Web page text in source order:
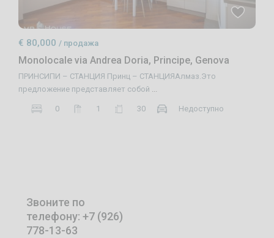
€ 80,000/ продажа
Monolocale via Andrea Doria, Principe, Genova
ПРИНСИПИ – СТАНЦИЯ Принц – СТАНЦИЯАлмаз.Это
предложение представляет собой ...
0 1 30 Недоступно
Звоните по
телефону: +7 (926)
778-13-63